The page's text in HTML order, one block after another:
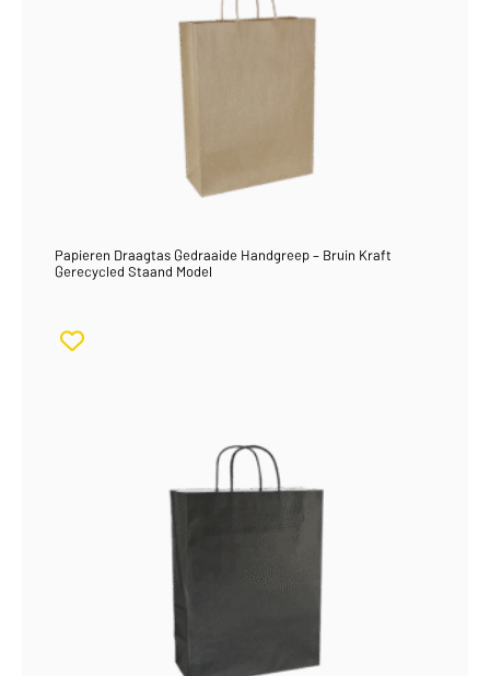
Papieren Draagtas Gedraaide Handgreep – Bruin Kraft
Gerecycled Staand Model